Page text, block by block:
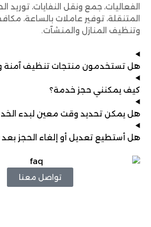
الفعاليات، جمع ونقل النفايات، توريد
المتنقلة، توفير عاملات بالساعة،
وتنظيف المنازل والمنشآت.
هل تستخدمون منتجات تنظيف آمنة
كيف يمكنني حجز خدمة؟
هل يمكن تحديد وقت معين لبدء
هل أستطيع تعديل أو إلغاء الحجز بعد
تواصل معنا